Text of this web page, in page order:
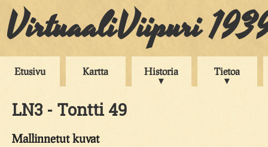
VirtuaaliViipuri
Etusivu Kartta Historia Tietoa
LN3 - Tontti 49
Mallinnetut kuvat